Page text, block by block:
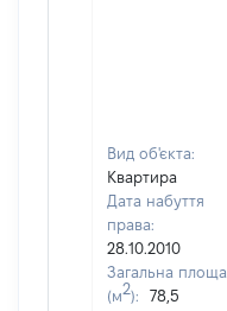
Вид об'єкта:
Квартира
Дата набуття
права:
28.10.2010
Загальна площа
(м2):
78,5